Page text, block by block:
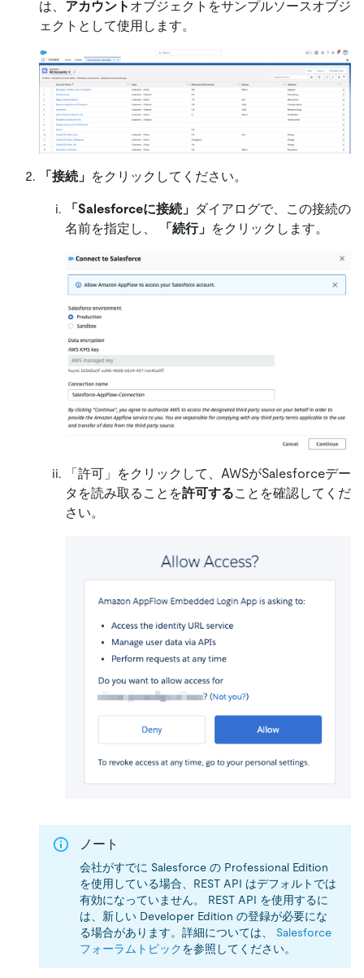
は、 アカウント オブジェクトをサンプルソースオブジ
ェクトとして使用します。
「接続」 をクリックしてください。
「Salesforceに接続」 ダイアログで、この接続の
名前を指定し、
「続行」 をクリックします。
「許可」をクリックして、AWSがSalesforceデー
タを読み取ることを許可することを確認してくだ
さい。
ノート
会社がすでに Salesforce の Professional Edition
を使用している場合、REST API はデフォルトでは
有効になっていません。 REST API を使用するに
は、新しい Developer Edition の登録が必要にな
る場合があります。詳細については、 Salesforce
フォーラムトピックを参照してください。